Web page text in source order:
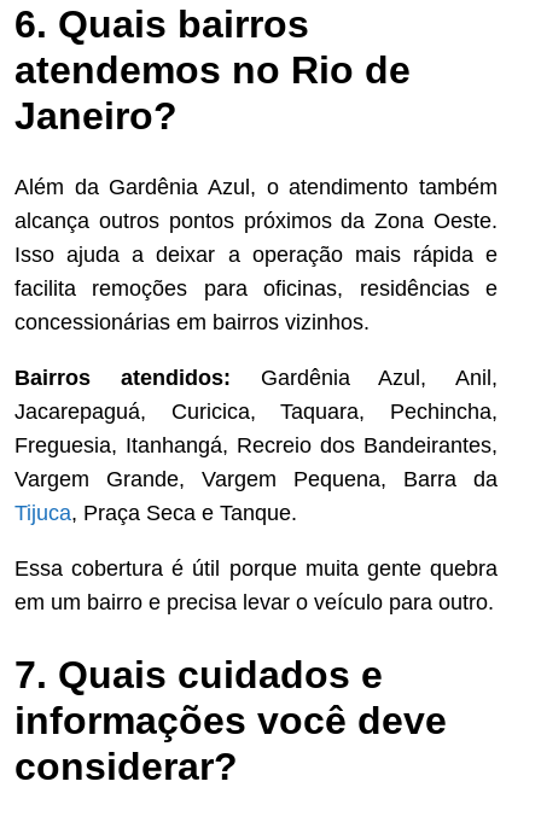
6. Quais bairros
atendemos no Rio de
Janeiro?
Além da Gardênia Azul, o atendimento também
alcança outros pontos próximos da Zona Oeste.
Isso ajuda a deixar a operação mais rápida e
facilita remoções para oficinas, residências e
concessionárias em bairros vizinhos.
Bairros atendidos: Gardênia Azul, Anil,
Jacarepaguá, Curicica, Taquara, Pechincha,
Freguesia, Itanhangá, Recreio dos Bandeirantes,
Vargem Grande, Vargem Pequena, Barra da
Tijuca, Praça Seca e Tanque.
Essa cobertura é útil porque muita gente quebra
em um bairro e precisa levar o veículo para outro.
7. Quais cuidados e
informações você deve
considerar?